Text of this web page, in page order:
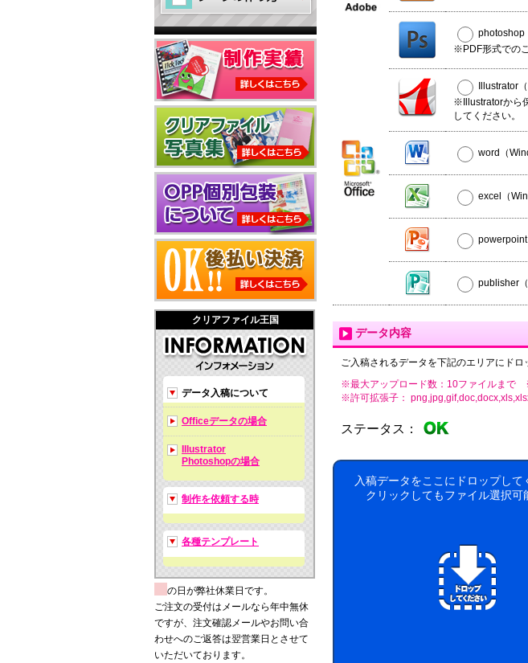
クリアファイル王国
データ入稿について
Officeデータの場合
Illustrator
Photoshopの場合
制作を依頼する時
各種テンプレート
の日が弊社休業日です。
ご注文の受付はメールなら年中無休
ですが、注文確認メールやお問い合
わせへのご返答は翌営業日とさせて
いただいております。
photoshop
※PDF形式での
Illustrator
※Illustratorから
してください。
word（
excel（
powerpoint
publisher
データ内容
ご入稿されるデータを下記のエリアにドロ
※最大アップロード数：10ファイルまで
※許可拡張子：
ステータス：
入稿データをここにドロップして
クリックしてもファイル選択可